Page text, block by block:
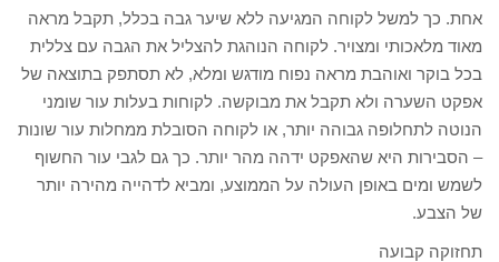
אחת. כך למשל לקוחה המגיעה ללא שיער גבה בכלל, תקבל מראה
מאוד מלאכותי ומצויר. לקוחה הנוהגת להצליל את הגבה עם צללית
בכל בוקר ואוהבת מראה נפוח מודגש ומלא, לא תסתפק בתוצאה של
אפקט השערה ולא תקבל את מבוקשה. לקוחות בעלות עור שומני
הנוטה לתחלופה גבוהה יותר, או לקוחה הסובלת ממחלות עור שונות
– הסבירות היא שהאפקט ידהה מהר יותר. כך גם לגבי עור החשוף
לשמש ומים באופן העולה על הממוצע, ומביא לדהייה מהירה יותר
של הצבע.
תחזוקה קבועה